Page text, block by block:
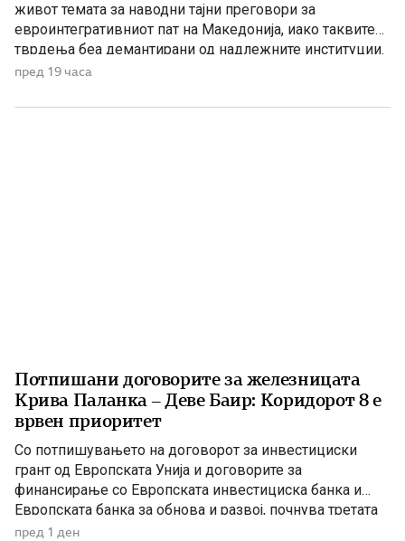
живот темата за наводни тајни преговори за
евроинтегративниот пат на Македонија, иако таквите
тврдења беа демантирани од надлежните институции.
Како што им пукна меурот од сапуница наречен
конструкција – дека власта тајно се подготвува да го
пред 19 часа
Потпишани договорите за железницата
Крива Паланка – Деве Баир: Коридорот 8 е
врвен приоритет
Со потпишувањето на договорот за инвестициски
грант од Европската Унија и договорите за
финансирање со Европската инвестициска банка и
Европската банка за обнова и развој, почнува третата
фаза од финансирањето на железничката делница
пред 1 ден